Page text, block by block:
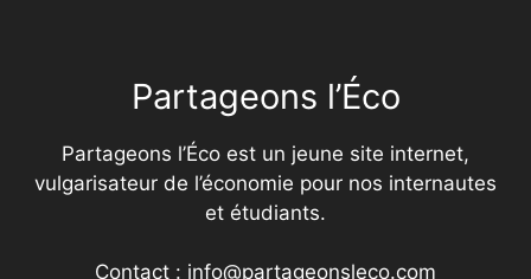
Partageons l’Éco
Partageons l’Éco est un jeune site internet,
vulgarisateur de l’économie pour nos internautes
et étudiants.
Contact : info@partageonsleco.com